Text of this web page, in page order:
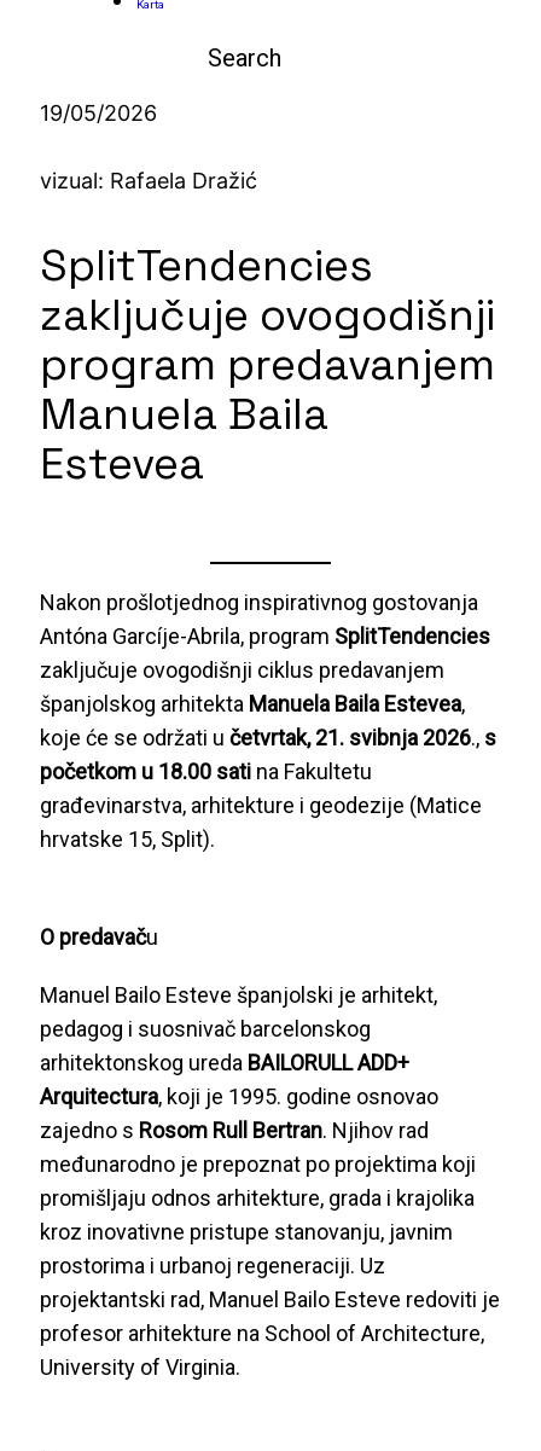
Karta
19/05/2026
vizual: Rafaela Dražić
SplitTendencies
zaključuje ovogodišnji
program predavanjem
Manuela Baila
Estevea
Nakon prošlotjednog inspirativnog gostovanja
Antóna Garcíje-Abrila, program SplitTendencies
zaključuje ovogodišnji ciklus predavanjem
španjolskog arhitekta Manuela Baila Estevea,
koje će se održati u četvrtak, 21. svibnja 2026., s
početkom u 18.00 sati na Fakultetu
građevinarstva, arhitekture i geodezije (Matice
hrvatske 15, Split).
O predavaču
Manuel Bailo Esteve španjolski je arhitekt,
pedagog i suosnivač barcelonskog
arhitektonskog ureda BAILORULL ADD+
Arquitectura, koji je 1995. godine osnovao
zajedno s Rosom Rull Bertran. Njihov rad
međunarodno je prepoznat po projektima koji
promišljaju odnos arhitekture, grada i krajolika
kroz inovativne pristupe stanovanju, javnim
prostorima i urbanoj regeneraciji. Uz
projektantski rad, Manuel Bailo Esteve redoviti je
profesor arhitekture na School of Architecture,
University of Virginia.